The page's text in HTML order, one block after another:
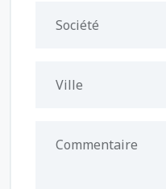
Société
Ville
Commentaire